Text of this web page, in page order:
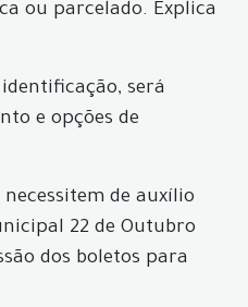
ou parcelado. Explica
será
e opções de
de auxílio
22 de Outubro
dos boletos para